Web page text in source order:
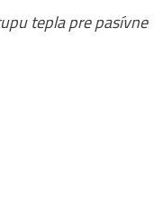
tepla pre pasívne